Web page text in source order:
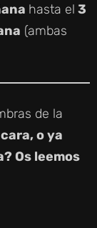
hasta el 3
(ambas
de la
o ya
Os leemos